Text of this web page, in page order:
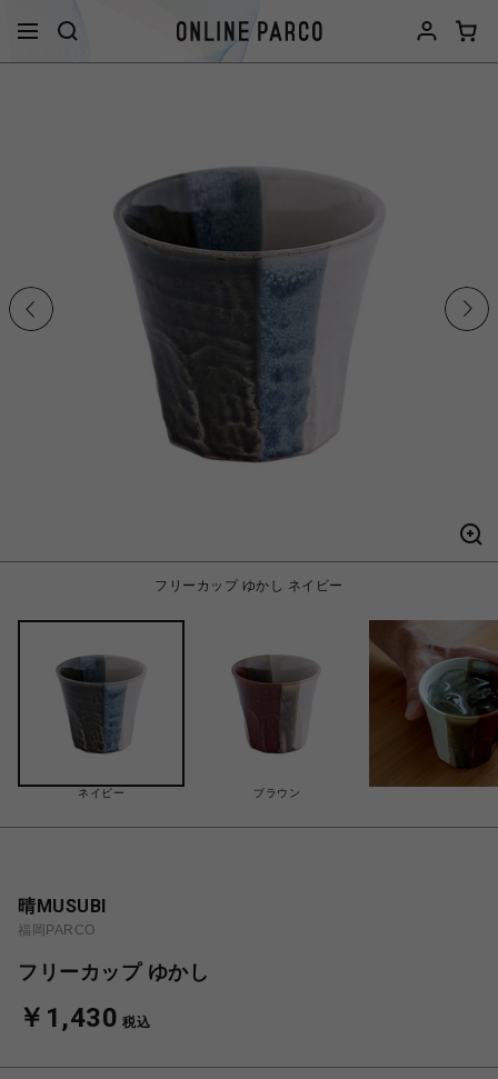
フリーカップ ゆかし ネイビー
ネイビー ブラウン
晴MUSUBI
福岡PARCO
フリーカップ ゆかし
￥1,430 税込